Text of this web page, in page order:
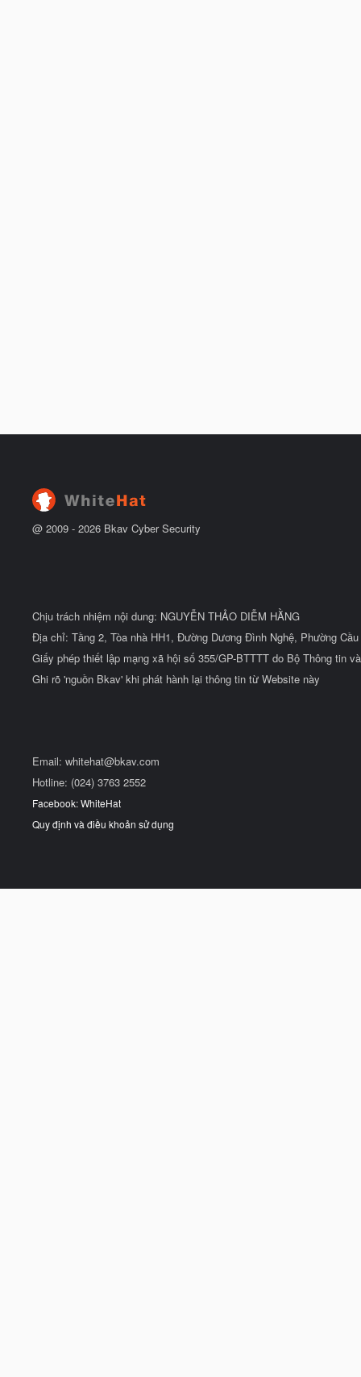
@ 2009 - 2026 Bkav Cyber Security
Chịu trách nhiệm nội dung: NGUYỄN THẢO DIỄM HẰNG
Địa chỉ: Tầng 2, Tòa nhà HH1, Đường Dương Đình Nghệ, Phường
Giấy phép thiết lập mạng xã hội số 355/GP-BTTTT do Bộ Thông tin
Ghi rõ 'nguồn Bkav' khi phát hành lại thông tin từ Website này
Email: whitehat@bkav.com
Hotline: (024) 3763 2552
Facebook: WhiteHat
Quy định và điều khoản sử dụng